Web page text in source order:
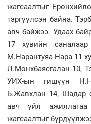
жагсаалтыг
тэргүүлсэн байна.
авч байжээ. Удаах
17 хувийн
М.Нарантуяа-Нара 11
Л.Мөнхбаясгалан 10,
УИХ-ын гишүүн
Б.Жавхлан 14, Шадар
авч үйл ажиллагаа
жагсаалтыг